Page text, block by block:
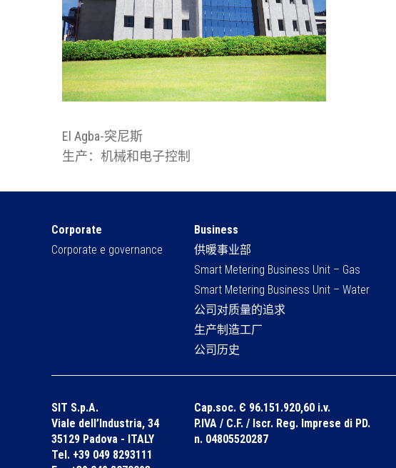
El Agba-突尼斯
生产：机械和电子控制
Corporate
Corporate e governance
Business
供暖事业部
Smart Metering Business Unit – Gas
Smart Metering Business Unit – Water
公司对质量的追求
生产制造工厂
公司历史
SIT S.p.A.
Viale dell’Industria, 34
35129 Padova - ITALY
Tel. +39 049 8293111
Cap.soc. Є 96.151.920,60 i.v.
P.IVA / C.F. / Iscr. Reg. Imprese di PD.
n. 04805520287